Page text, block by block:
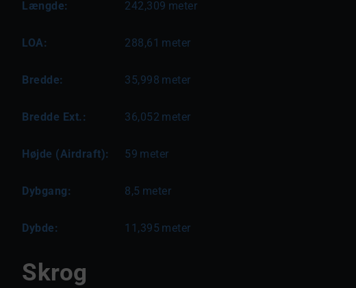
Længde: 242,309 meter
LOA: 288,61 meter
Bredde: 35,998 meter
Bredde Ext.: 36,052 meter
Højde (Airdraft): 59 meter
Dybgang: 8,5 meter
Dybde: 11,395 meter
Skrog